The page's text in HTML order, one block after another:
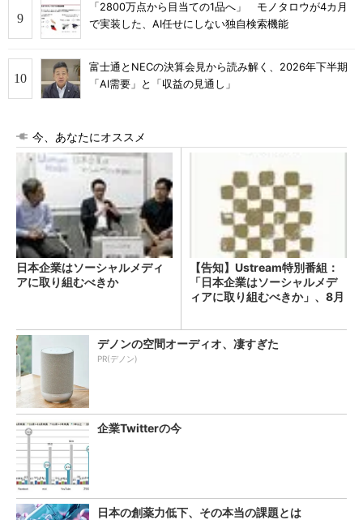
「2800万点から目当ての1品へ」 モノタロウが4カ月
で実装した、AI任せにしない独自検索機能
富士通とNECの決算会見から読み解く、2026年下半期
「AI需要」と「収益の見通し」
今、あなたにオススメ
日本企業はソーシャルメディ
アに取り組むべきか
【告知】Ustream特別番組：
「日本企業はソーシャルメデ
ィアに取り組むべきか」、8月
デノンの空間オーディオ、凄すぎた
PR(デノン)
企業Twitterの今
日本の創薬力低下、その本当の課題とは